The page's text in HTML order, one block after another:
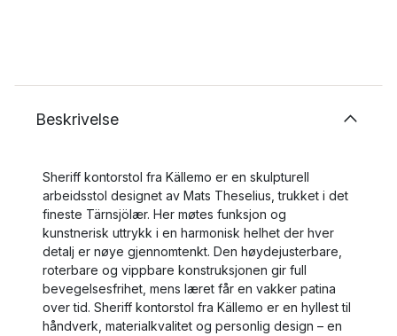
Beskrivelse
Sheriff kontorstol fra Källemo er en skulpturell
arbeidsstol designet av Mats Theselius, trukket i det
fineste Tärnsjölær. Her møtes funksjon og
kunstnerisk uttrykk i en harmonisk helhet der hver
detalj er nøye gjennomtenkt. Den høydejusterbare,
roterbare og vippbare konstruksjonen gir full
bevegelsesfrihet, mens læret får en vakker patina
over tid. Sheriff kontorstol fra Källemo er en hyllest til
håndverk, materialkvalitet og personlig design – en